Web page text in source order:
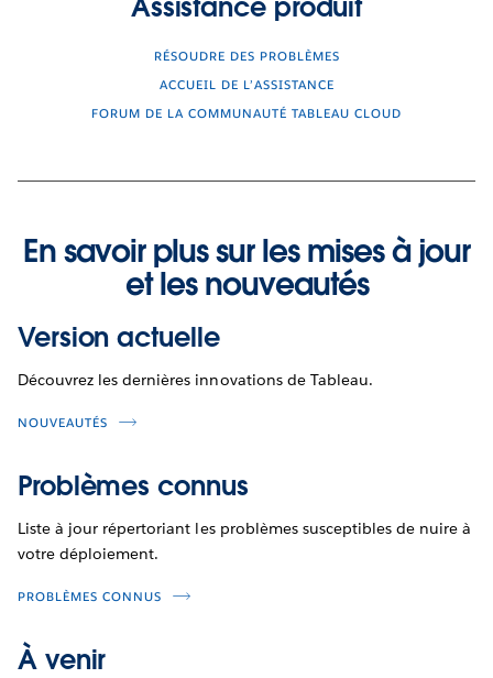
Assistance produit
RÉSOUDRE DES PROBLÈMES
ACCUEIL DE L’ASSISTANCE
FORUM DE LA COMMUNAUTÉ TABLEAU CLOUD
En savoir plus sur les mises à jour
et les nouveautés
Version actuelle
Découvrez les dernières innovations de Tableau.
NOUVEAUTÉS
Problèmes connus
Liste à jour répertoriant les problèmes susceptibles de nuire à
votre déploiement.
PROBLÈMES CONNUS
À venir